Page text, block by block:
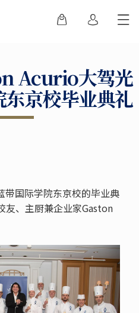
Acurio大驾光
京校毕业典礼
带国际学院东京校的毕业典
友、主厨兼企业家Gaston